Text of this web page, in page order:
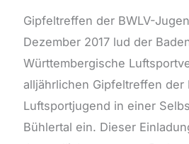
Gipfeltreffen der BWLV-
Dezember 2017 lud der
Württembergische
alljährlichen Gipfeltreffen der
Luftsportjugend in einer
Bühlertal ein. Dieser